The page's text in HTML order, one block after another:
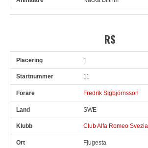
RS
Pl Snr 1
11
Fredrik Sigbjörnsson
SWE
Club Alfa Romeo Svezia
Fjugesta